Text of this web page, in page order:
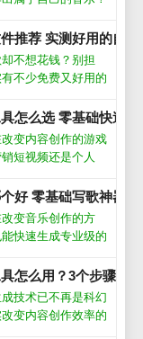
旋律到智能编曲，
，Ai音乐正在降低
人都能成为“音乐
推荐 实测好用的自动
不想花钱？别担
不少免费又好用的
成一首完整的歌
身测试，聊聊哪些
些AI写歌软件真正
怎么选 零基础快速上
变内容创作的游戏
短视频还是个人
使用各类AI工具的
对工具和方法，效
上。AI视频生成靠谱
好 零基础写歌神器推
变音乐创作的方
快速生成专业级的
工具都能帮你突破
软件怎么用大多数
常简单，只需选择
怎么用？3个步骤写出
技术已不再是科幻
变内容创作效率的